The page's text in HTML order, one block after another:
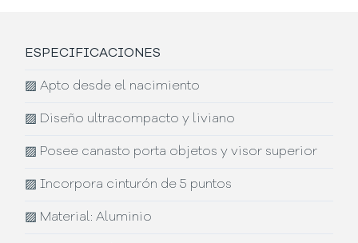
ESPECIFICACIONES
▨ Apto desde el nacimiento
▨ Diseño ultracompacto y liviano
▨ Posee canasto porta objetos y visor superior
▨ Incorpora cinturón de 5 puntos
▨ Material: Aluminio